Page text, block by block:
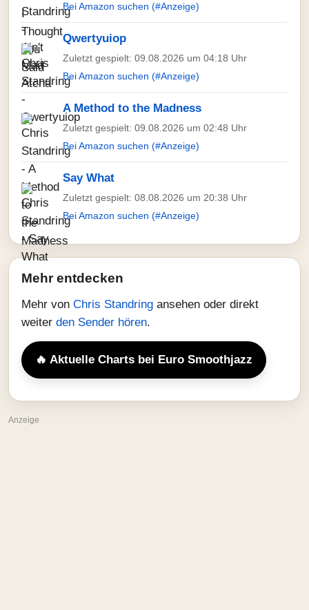
Bei Amazon suchen (#Anzeige)
Qwertyuiop
Zuletzt gespielt: 09.08.2026 um 04:18 Uhr
Bei Amazon suchen (#Anzeige)
A Method to the Madness
Zuletzt gespielt: 09.08.2026 um 02:48 Uhr
Bei Amazon suchen (#Anzeige)
Say What
Zuletzt gespielt: 08.08.2026 um 20:38 Uhr
Bei Amazon suchen (#Anzeige)
Mehr entdecken
Mehr von Chris Standring ansehen oder direkt
weiter den Sender hören.
🔥 Aktuelle Charts bei Euro Smoothjazz
Anzeige